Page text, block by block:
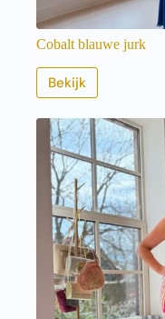
Cobalt blauwe jurk
Bekijk